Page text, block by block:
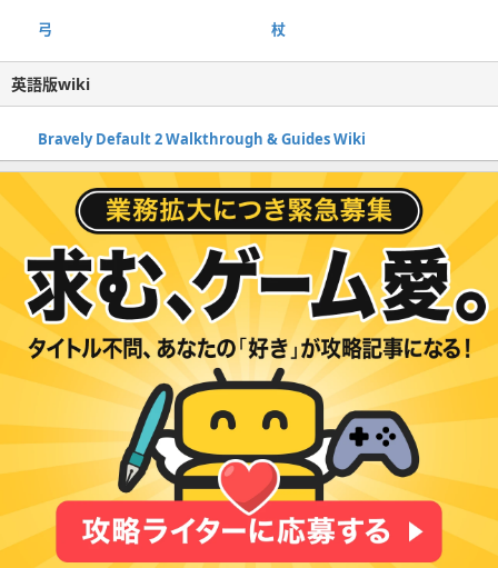
弓 杖
英語版wiki
Bravely Default 2 Walkthrough & Guides Wiki